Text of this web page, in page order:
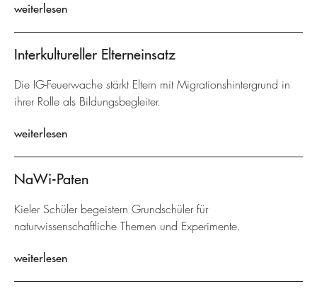
weiterlesen
Interkultureller Elterneinsatz
Die IG-Feuerwache stärkt Eltern mit Migrationshintergrund in
ihrer Rolle als Bildungsbegleiter.
weiterlesen
NaWi-Paten
Kieler Schüler begeistern Grundschüler für
naturwissenschaftliche Themen und Experimente.
weiterlesen